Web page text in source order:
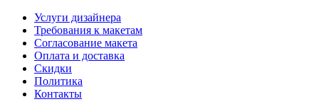
Услуги дизайнера
Требования к макетам
Согласование макета
Оплата и доставка
Скидки
Политика
Контакты